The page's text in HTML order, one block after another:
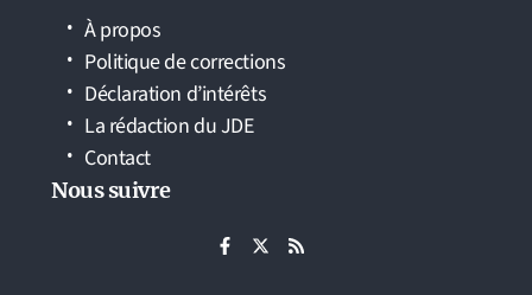
À propos
Politique de corrections
Déclaration d’intérêts
La rédaction du JDE
Contact
Nous suivre